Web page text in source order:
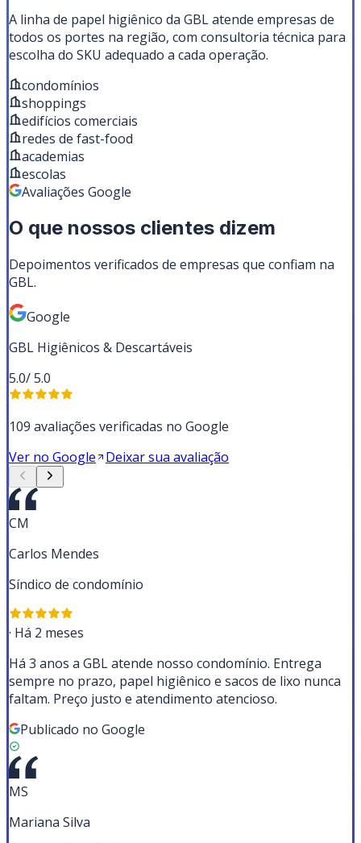
A linha de papel higiênico da GBL atende empresas de
todos os portes na região, com consultoria técnica para
escolha do SKU adequado a cada operação.
condomínios
shoppings
edifícios comerciais
redes de fast-food
academias
escolas
Avaliações Google
O que nossos clientes dizem
Depoimentos verificados de empresas que confiam na
GBL.
Google
GBL Higiênicos & Descartáveis
5.0/ 5.0
109 avaliações verificadas no Google
Ver no Google
Deixar sua avaliação
CM
Carlos Mendes
Síndico de condomínio
· Há 2 meses
Há 3 anos a GBL atende nosso condomínio. Entrega
sempre no prazo, papel higiênico e sacos de lixo nunca
faltam. Preço justo e atendimento atencioso.
Publicado no Google
MS
Mariana Silva